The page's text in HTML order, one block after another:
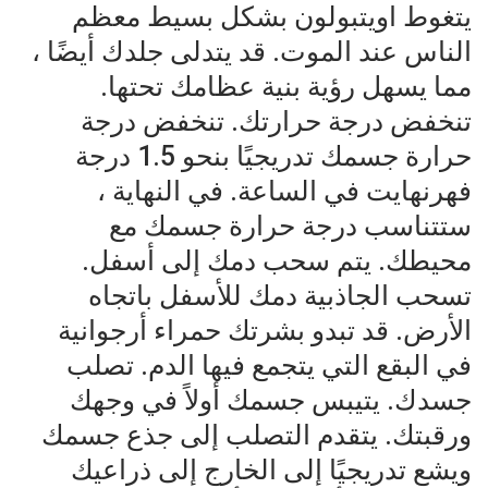
يتغوط اويتبولون بشكل بسيط معظم
الناس عند الموت. قد يتدلى جلدك أيضًا ،
مما يسهل رؤية بنية عظامك تحتها.
تنخفض درجة حرارتك. تنخفض درجة
حرارة جسمك تدريجيًا بنحو 1.5 درجة
فهرنهايت في الساعة. في النهاية ،
ستتناسب درجة حرارة جسمك مع
محيطك. يتم سحب دمك إلى أسفل.
تسحب الجاذبية دمك للأسفل باتجاه
الأرض. قد تبدو بشرتك حمراء أرجوانية
في البقع التي يتجمع فيها الدم. تصلب
جسدك. يتيبس جسمك أولاً في وجهك
ورقبتك. يتقدم التصلب إلى جذع جسمك
ويشع تدريجيًا إلى الخارج إلى ذراعيك